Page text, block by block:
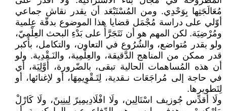
مُعَالَجَتِها بِوَحْدِي. ومن المُسْتَبْعَد أن يقدر نقاش جماعي
أوّلي على دراسة مُجْمَل قضايا هذا الموضوع بدقّة عِلمية
ومُرْضِيَة. لكن المهم هو أن نَتَجَرَّأَ على بَدْءِ البحث العِلْمِيّ،
ولو بقدر مُتواضع، والشُرُوع في التعاون، والتكامل، بأكبر
قدر ممكن من المناهج الدَّقيقة، والعِلْمِية، والنَـقْدِية. ولو
أن هذه المُساهمات الحالية تبقى، بالضّرورة، أَوَّلِيَة، أي
في حاجة إلى مُراجَعَات نـقدية، لِتَـقْوِيمِهَا، أو لإغنائها، أو
لِتَطويرها.
ولَا أقدِّس جُوزيف اسْتَالِين، ولَا افْلَادِيمِيرً لِينِينً، ولَا كَارْلْ